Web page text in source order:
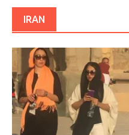
IRAN